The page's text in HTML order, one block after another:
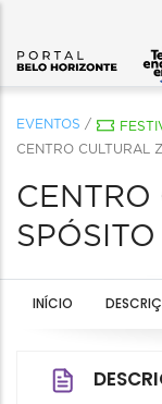
EVENTOS /
CENTRO CULTURAL
CENTRO
SPÓSITO
INÍCIO